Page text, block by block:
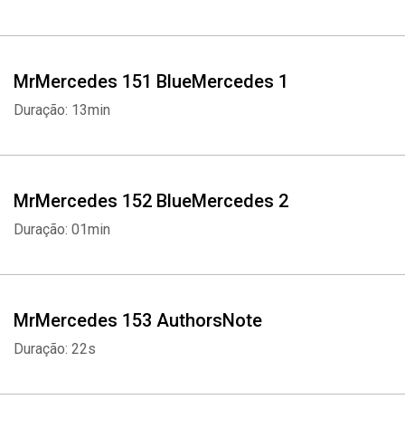
MrMercedes 151 BlueMercedes 1
Duração: 13min
MrMercedes 152 BlueMercedes 2
Duração: 01min
MrMercedes 153 AuthorsNote
Duração: 22s